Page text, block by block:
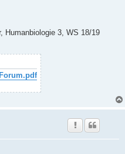
Humanbiologie 3, WS 18/19